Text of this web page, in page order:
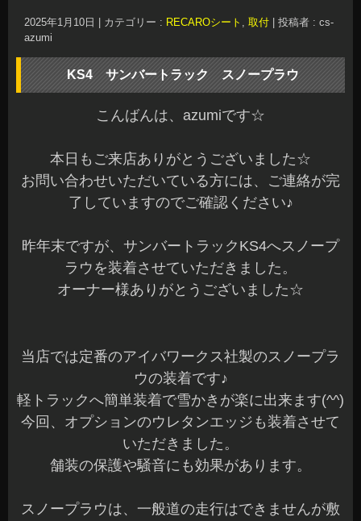
2025年1月10日 カテゴリー : RECAROシート , 取付
投稿者 : cs-
azumi
KS4 サンバートラック スノープラウ
こんばんは、azumiです☆
本日もご来店ありがとうございました☆
お問い合わせいただいている方には、ご連絡が完
了していますのでご確認ください♪
昨年末ですが、サンバートラックKS4へスノープ
ラウを装着させていただきました。
オーナー様ありがとうございました☆
当店では定番のアイバワークス社製のスノープラ
ウの装着です♪
軽トラックへ簡単装着で雪かきが楽に出来ます(^^)
今回、オプションのウレタンエッジも装着させて
いただきました。
舗装の保護や騒音にも効果があります。
スノープラウは、一般道の走行はできませんが敷